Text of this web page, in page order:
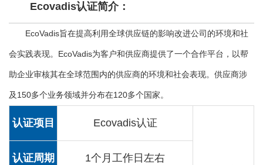
Ecovadis认证简介：
EcoVadis旨在提高利用全球供应链的影响改进公司的环境和社
会实践表现。EcoVadis为客户和供应商提供了一个合作平台，以帮
助企业审核其在全球范围内的供应商的环境和社会表现。供应商涉
及150多个业务领域并分布在120多个国家。
认证项目 Ecovadis认证
认证周期 1个月工作日左右